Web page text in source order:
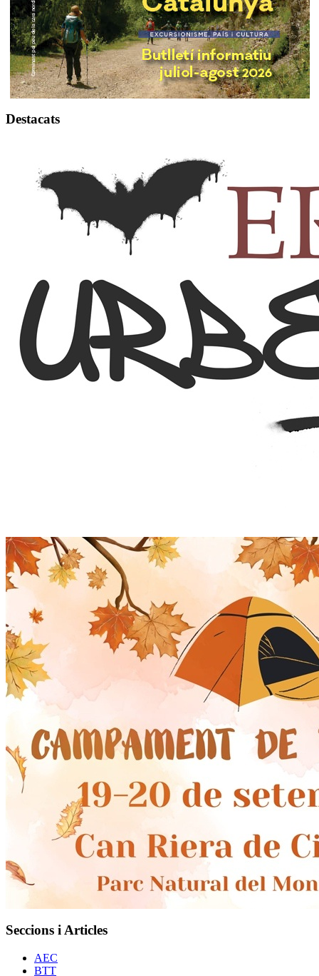
Destacats
Seccions i Articles
AEC
BTT